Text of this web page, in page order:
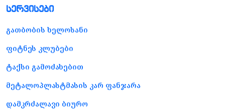
სერვისები
გათბობის ხელოსანი
ფიტნეს კლუბები
ტაქსი გამოძახებით
მეტალოპლასტმასის კარ ფანჯარა
დამკრძალავი ბიურო